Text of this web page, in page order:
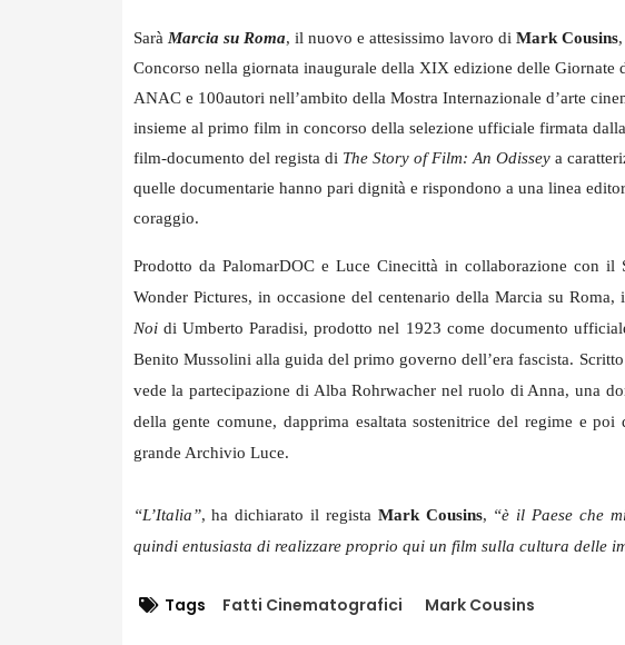
Sarà Marcia su Roma, il nuovo e attesissimo lavoro di Mark Cousins,
Concorso nella giornata inaugurale della XIX edizione delle Giornate
ANAC e 100autori nell’ambito della Mostra Internazionale d’arte
insieme al primo film in concorso della selezione ufficiale firmata
film-documento del regista di The Story of Film: An Odissey a
quelle documentarie hanno pari dignità e rispondono a una linea
coraggio.
Prodotto da PalomarDOC e Luce Cinecittà in collaborazione con
Wonder Pictures, in occasione del centenario della Marcia su
Noidi Umberto Paradisi, prodotto nel 1923 come documento
Benito Mussolini alla guida del primo governo dell’era fascista.
vede la partecipazione di Alba Rohrwacher nel ruolo di Anna, una
della gente comune, dapprima esaltata sostenitrice del regime e
grande Archivio Luce.
“L’Italia”, ha dichiarato il regista Mark Cousins, “è il Paese che
quindi entusiasta di realizzare proprio qui un film sulla cultura delle
Tags Fatti Cinematografici Mark Cousins